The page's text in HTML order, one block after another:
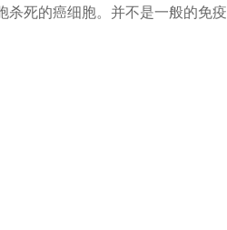
杀死的癌细胞。并不是一般的免疫